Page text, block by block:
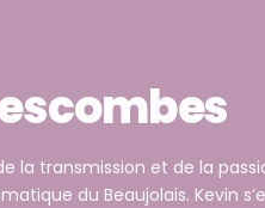
la transmission et de la
du Beaujolais. Kevin